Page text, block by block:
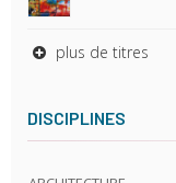
plus de titres
DISCIPLINES